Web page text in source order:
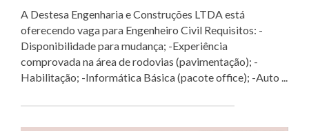
A Destesa Engenharia e Construções LTDA está
oferecendo vaga para Engenheiro Civil Requisitos: -
Disponibilidade para mudança; -Experiência
comprovada na área de rodovias (pavimentação); -
Habilitação; -Informática Básica (pacote office); -Auto ...